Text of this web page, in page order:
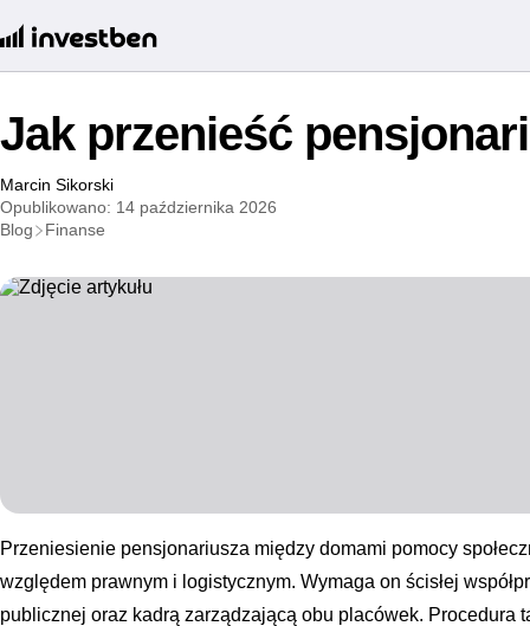
Jak przenieść
Marcin Sikorski
Opublikowano: 14 października 2026
Blog
Finanse
Przeniesienie pensjonariusza między domami pomocy
względem prawnym i logistycznym. Wymaga on ścisłej
publicznej oraz kadrą zarządzającą obu placówek. Procedura